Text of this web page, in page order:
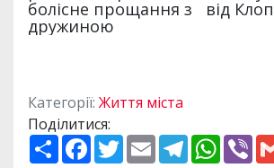
Категорії: Життя міста
Поділитися:
П
о
F
a
T
w
E
m
T
e
W
h
V